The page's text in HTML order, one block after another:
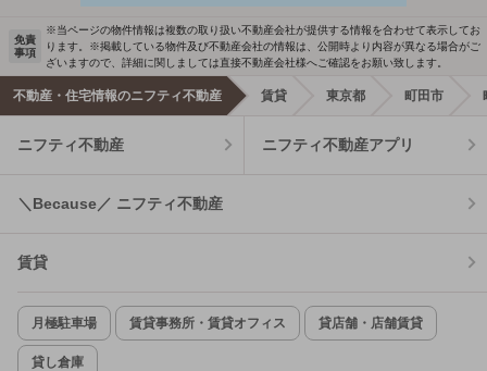
免責
事項
※当ページの物件情報は複数の取り扱い不動産会社が提供する情報を合わせて表示してお
ります。※掲載している物件及び不動産会社の情報は、公開時より内容が異なる場合がご
ざいますので、詳細に関しましては直接不動産会社様へご確認をお願い致します。
不動産・住宅情報のニフティ不動産 賃貸 東京都 町田市
ニフティ不動産 ニフティ不動産アプリ
＼Because／ ニフティ不動産
賃貸
月極駐車場 賃貸事務所・賃貸オフィス 貸店舗・店舗賃貸
貸し倉庫